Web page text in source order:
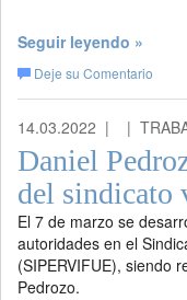
Seguir leyendo »
Deje su Comentario
14.03.2022 | |
Daniel
del sindicato
El 7 de marzo se
autoridades en el
(SIPERVIFUE), siendo
Pedrozo.